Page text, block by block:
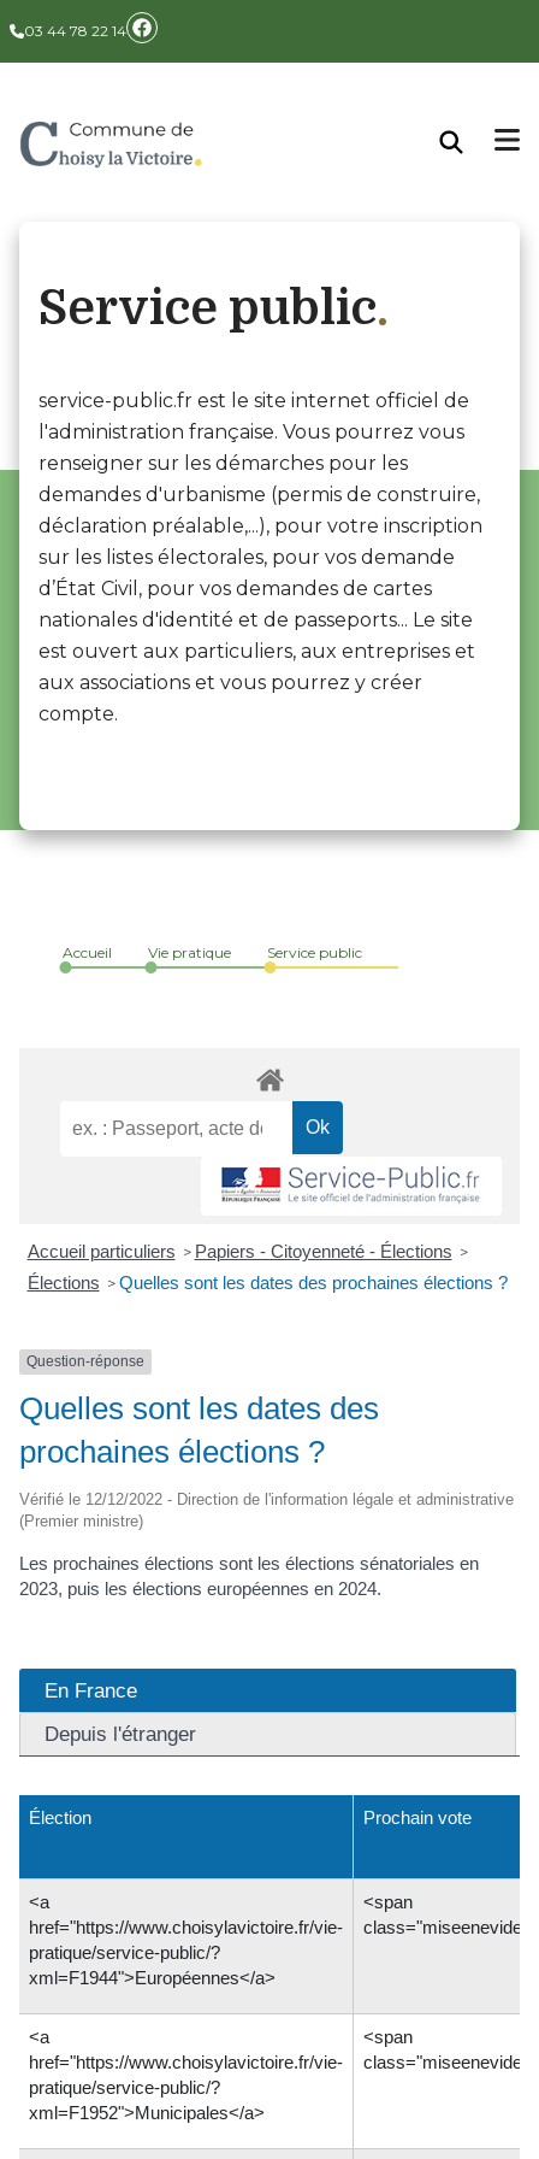
03 44 78 22 14
Service public
service-public.fr est le site internet officiel de
l'administration française. Vous pourrez vous
renseigner sur les démarches pour les
demandes d'urbanisme (permis de construire,
déclaration préalable,...), pour votre inscription
sur les listes électorales, pour vos demande
d’État Civil, pour vos demandes de cartes
nationales d'identité et de passeports... Le site
est ouvert aux particuliers, aux entreprises et
aux associations et vous pourrez y créer
compte.
Accueil Vie pratique Service public
Accueil particuliers > Papiers - Citoyenneté - Élections >
Élections > Quelles sont les dates des prochaines élections ?
Question-réponse
Quelles sont les dates des
prochaines élections ?
Vérifié le 12/12/2022 - Direction de l'information légale et administrative
(Premier ministre)
Les prochaines élections sont les élections sénatoriales en
2023, puis les élections européennes en 2024.
En France
Depuis l'étranger
Élection Prochain vote
<a
href="https://www.choisylavictoire.fr/vie-
pratique/service-public/?
xml=F1944">Européennes</a>
<span
<a
href="https://www.choisylavictoire.fr/vie-
pratique/service-public/?
xml=F1952">Municipales</a>
<span
Panneau de gestion des cookies